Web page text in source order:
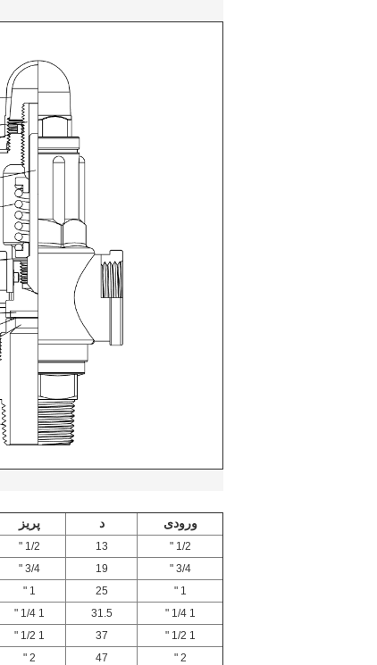
ورودی د پریز
1/2 "
13
1/2 "
3/4 "
19
3/4 "
1 "
25
1 "
1 1/4 "
31.5
1 1/4 "
1 1/2 "
37
1 1/2 "
2 "
47
2 "